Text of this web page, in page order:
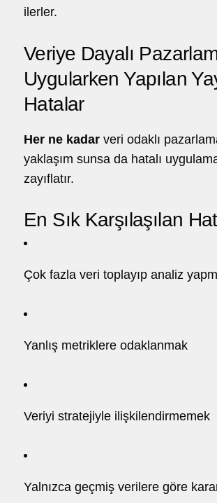
ilerler.
Veriye Dayalı
Uygularken Yapılan
Hatalar
Her ne kadar veri odaklı
yaklaşım sunsa da hatalı
zayıflatır.
En Sık Karşılaşılan
Çok fazla veri toplayıp analiz
Yanlış metriklere odaklanmak
Veriyi stratejiyle ilişkilendirmemek
Yalnızca geçmiş verilere göre